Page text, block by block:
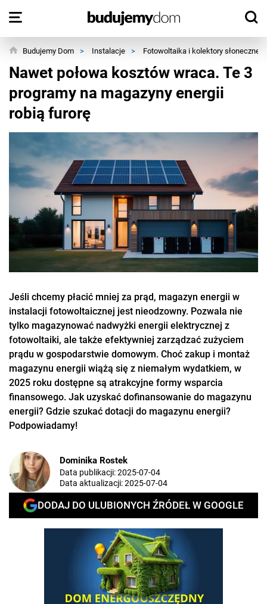
Budujemy Dom > Instalacje > Fotowoltaika i kolektory słoneczne
Nawet połowa kosztów wraca. Te 3
programy na magazyny energii
robią furorę
Jeśli chcemy płacić mniej za prąd, magazyn energii w
instalacji fotowoltaicznej jest nieodzowny. Pozwala nie
tylko magazynować nadwyżki energii elektrycznej z
fotowoltaiki, ale także efektywniej zarządzać zużyciem
prądu w gospodarstwie domowym. Choć zakup i montaż
magazynu energii wiążą się z niemałym wydatkiem, w
2025 roku dostępne są atrakcyjne formy wsparcia
finansowego. Jak uzyskać dofinansowanie do magazynu
energii? Gdzie szukać dotacji do magazynu energii?
Podpowiadamy!
Dominika Rostek
Data publikacji:2025-07-04
Data aktualizacji:2025-07-04
DODAJ DO ULUBIONYCH ŹRÓDEŁ W GOOGLE